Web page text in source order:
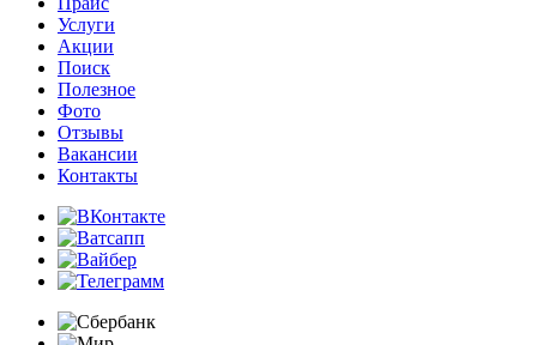
Услуги
Акции
Поиск
Полезное
Фото
Отзывы
Вакансии
Контакты